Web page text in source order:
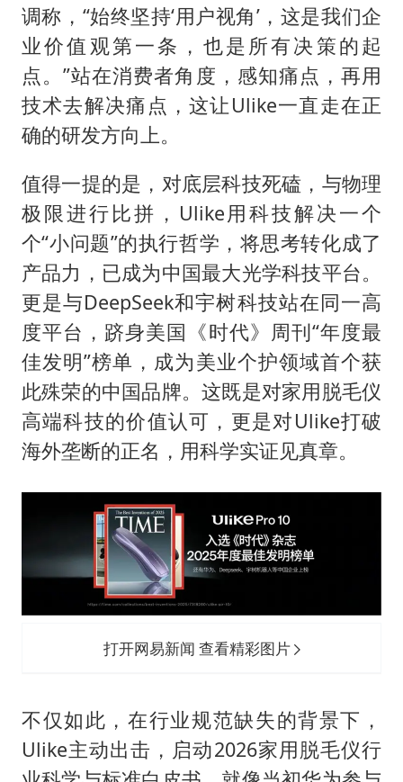
调称，“始终坚持‘用户视角’，这是我们企
业价值观第一条，也是所有决策的起
点。”站在消费者角度，感知痛点，再用
技术去解决痛点，这让Ulike一直走在正
确的研发方向上。
值得一提的是，对底层科技死磕，与物理
极限进行比拼，Ulike用科技解决一个
个“小问题”的执行哲学，将思考转化成了
产品力，已成为中国最大光学科技平台。
更是与DeepSeek和宇树科技站在同一高
度平台，跻身美国《时代》周刊“年度最
佳发明”榜单，成为美业个护领域首个获
此殊荣的中国品牌。这既是对家用脱毛仪
高端科技的价值认可，更是对Ulike打破
海外垄断的正名，用科学实证见真章。
打开网易新闻 查看精彩图片
不仅如此，在行业规范缺失的背景下，
Ulike主动出击，启动2026家用脱毛仪行